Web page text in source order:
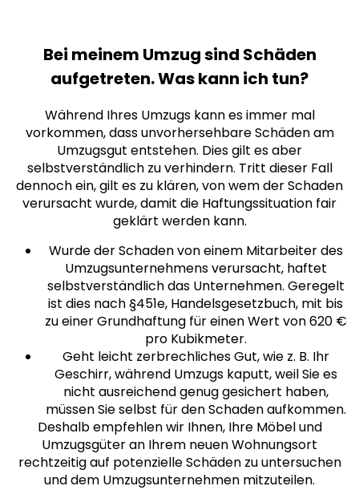
Bei meinem Umzug sind Schäden
aufgetreten. Was kann ich tun?
Während Ihres Umzugs kann es immer mal
vorkommen, dass unvorhersehbare Schäden am
Umzugsgut entstehen. Dies gilt es aber
selbstverständlich zu verhindern. Tritt dieser Fall
dennoch ein, gilt es zu klären, von wem der Schaden
verursacht wurde, damit die Haftungssituation fair
geklärt werden kann.
Wurde der Schaden von einem Mitarbeiter des
Umzugsunternehmens verursacht, haftet
selbstverständlich das Unternehmen. Geregelt
ist dies nach §451e, Handelsgesetzbuch, mit bis
zu einer Grundhaftung für einen Wert von 620 €
pro Kubikmeter.
Geht leicht zerbrechliches Gut, wie z. B. Ihr
Geschirr, während Umzugs kaputt, weil Sie es
nicht ausreichend genug gesichert haben,
müssen Sie selbst für den Schaden aufkommen.
Deshalb empfehlen wir Ihnen, Ihre Möbel und
Umzugsgüter an Ihrem neuen Wohnungsort
rechtzeitig auf potenzielle Schäden zu untersuchen
und dem Umzugsunternehmen mitzuteilen.